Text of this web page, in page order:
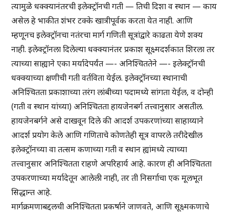
त्यामुळे धक्क्यानंतरची इलेक्ट्रॉनची गती — तिची दिशा व स्थान — काय
असेल हे भाकीत शंभर टक्के खात्रीपूर्वक करता येत नाही. आणि
म्हणूनच इलेक्ट्रॉनचा नतंरचा मार्ग गणिती सूत्रांद्वारे काढता येणे शक्य
नाही. इलेक्ट्रॉनला दिलेल्या धक्क्यानंतर प्रकाश सूक्ष्मदर्शकात शिरला तर
त्याच्या साह्याने एका मर्यादेपर्यंत —- अनिश्चिततेने —- इलेक्ट्रॉनची
धक्क्याच्या क्षणीची गती वर्तविता येईल. इलेक्ट्रॉनच्या स्थानाची
अनिश्चितता प्रकाशाच्या तरंग लांबीच्या पदामध्ये सांगता येईल, व दोन्ही
(गती व स्थान यांच्या) अनिश्चितता हायजेनबर्ग तत्त्वानुसार असतील.
हायजेनबर्गने असे दाखवून दिले की आदर्श उपकरणांच्या साहाय्याने
आदर्श प्रयोग केले आणि गणिताचे कोणतेही सूत्र वापरले तरीदेखील
इलेक्ट्रॉनच्या वा तत्सम कणाच्या गती व स्थान ह्यांमध्ये त्याच्या
तत्त्वानुसार अनिश्चितता राहणे अपरिहार्य आहे. कारण ही अनिश्चितता
उपकरणाच्या मर्यादेतून आलेली नाही, तर ती निसर्गाचा एक मूलभूत
सिद्धान्त आहे.
मार्गक्रमणाबद्दलची अनिश्चितता प्रकर्षाने जाणवते, आणि सूक्ष्मकणाचे